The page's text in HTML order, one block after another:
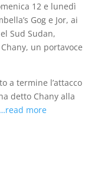
12 e lunedì
Gog e Jor, ai
Sud Sudan,
un portavoce
a termine l’attacco
detto Chany alla
…read more